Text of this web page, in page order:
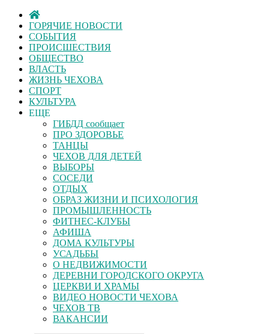
ГОРЯЧИЕ НОВОСТИ
СОБЫТИЯ
ПРОИСШЕСТВИЯ
ОБЩЕСТВО
ВЛАСТЬ
ЖИЗНЬ ЧЕХОВА
СПОРТ
КУЛЬТУРА
ЕЩЕ
ГИБДД сообщает
ПРО ЗДОРОВЬЕ
ТАНЦЫ
ЧЕХОВ ДЛЯ ДЕТЕЙ
ВЫБОРЫ
СОСЕДИ
ОТДЫХ
ОБРАЗ ЖИЗНИ И ПСИХОЛОГИЯ
ПРОМЫШЛЕННОСТЬ
ФИТНЕС-КЛУБЫ
АФИША
ДОМА КУЛЬТУРЫ
УСАДЬБЫ
О НЕДВИЖИМОСТИ
ДЕРЕВНИ ГОРОДСКОГО ОКРУГА
ЦЕРКВИ И ХРАМЫ
ВИДЕО НОВОСТИ ЧЕХОВА
ЧЕХОВ ТВ
ВАКАНСИИ